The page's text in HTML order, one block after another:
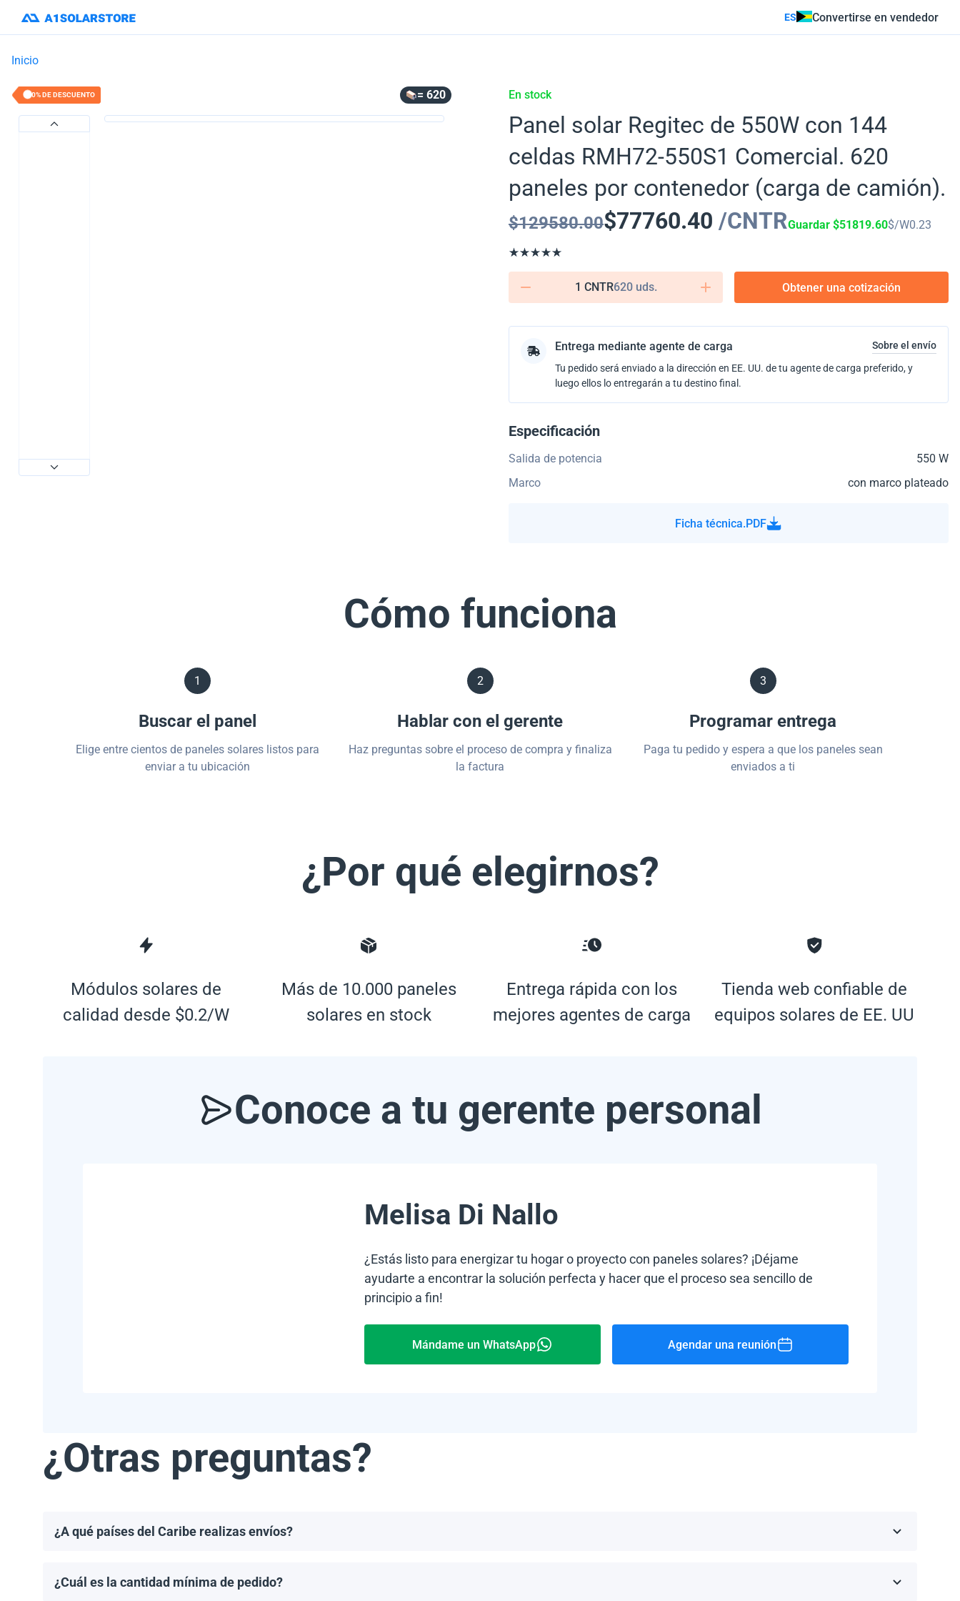
ES Convertirse en vendedor
Inicio
40% DE DESCUENTO = 620 En stock
Panel solar Regitec de 550W con 144
celdas RMH72-550S1 Comercial. 620
paneles por contenedor (carga de camión).
$129580.00$77760.40 /CNTRGuardar $51819.60$/W0.23
1 CNTR620 uds. Obtener una cotización
Entrega mediante agente de carga
Sobre el envío
Tu pedido será enviado a la dirección en EE. UU. de tu agente de carga preferido, y
luego ellos lo entregarán a tu destino final.
Especificación
Salida de potencia
550 W
Marco
con marco plateado
Ficha técnica.PDF
Cómo funciona
1
Buscar el panel
Elige entre cientos de paneles solares listos para
enviar a tu ubicación
2
Hablar con el gerente
Haz preguntas sobre el proceso de compra y finaliza
la factura
3
Programar entrega
Paga tu pedido y espera a que los paneles sean
enviados a ti
¿Por qué elegirnos?
Módulos solares de
calidad desde $0.2/W
Más de 10.000 paneles
solares en stock
Entrega rápida con los
mejores agentes de carga
Tienda web confiable de
equipos solares de EE. UU
Conoce a tu gerente personal
Melisa Di Nallo
¿Estás listo para energizar tu hogar o proyecto con paneles solares? ¡Déjame
ayudarte a encontrar la solución perfecta y hacer que el proceso sea sencillo de
principio a fin!
Mándame un WhatsApp Agendar una reunión
¿Otras preguntas?
¿A qué países del Caribe realizas envíos?
¿Cuál es la cantidad mínima de pedido?